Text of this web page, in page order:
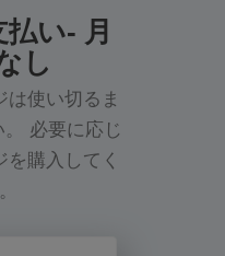
い- 月
し
は使い切るま
必要に応じ
購入してく